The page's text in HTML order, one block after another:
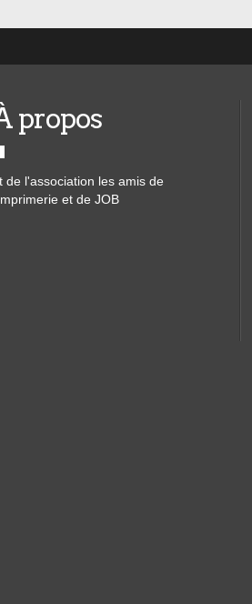
propos
de l'association les amis de
et de JOB